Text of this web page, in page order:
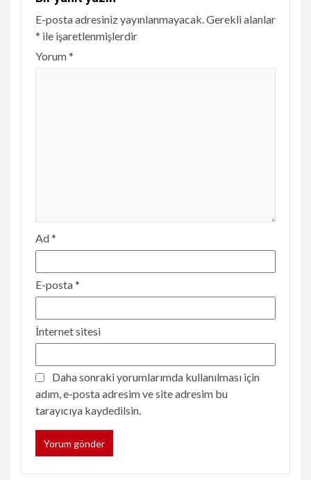
E-posta adresiniz yayınlanmayacak.Gerekli alanlar
* ile işaretlenmişlerdir
Yorum*
Ad*
E-posta*
İnternet sitesi
Daha sonraki yorumlarımda kullanılması için
adım, e-posta adresim ve site adresim bu
tarayıcıya kaydedilsin.